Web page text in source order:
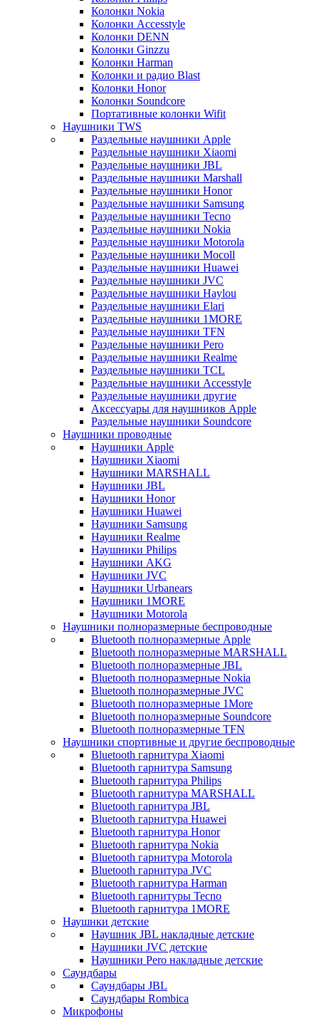
Колонки Nokia
Колонки Accesstyle
Колонки DENN
Колонки Ginzzu
Колонки Harman
Колонки и радио Blast
Колонки Honor
Колонки Soundcore
Портативные колонки Wifit
Наушники TWS
Раздельные наушники Apple
Раздельные наушники Xiaomi
Раздельные наушники JBL
Раздельные наушники Marshall
Раздельные наушники Honor
Раздельные наушники Samsung
Раздельные наушники Tecno
Раздельные наушники Nokia
Раздельные наушники Motorola
Раздельные наушники Mocoll
Раздельные наушники Huawei
Раздельные наушники JVC
Раздельные наушники Haylou
Раздельные наушники Elari
Раздельные наушники 1MORE
Раздельные наушники TFN
Раздельные наушники Pero
Раздельные наушники Realme
Раздельные наушники TCL
Раздельные наушники Accesstyle
Раздельные наушники другие
Аксессуары для наушников Apple
Раздельные наушники Soundcore
Наушники проводные
Наушники Apple
Наушники Xiaomi
Наушники MARSHALL
Наушники JBL
Наушники Honor
Наушники Huawei
Наушники Samsung
Наушники Realme
Наушники Philips
Наушники AKG
Наушники JVC
Наушники Urbanears
Наушники 1MORE
Наушники Motorola
Наушники полноразмерные беспроводные
Bluetooth полноразмерные Apple
Bluetooth полноразмерные MARSHALL
Bluetooth полноразмерные JBL
Bluetooth полноразмерные Nokia
Bluetooth полноразмерные JVC
Bluetooth полноразмерные 1More
Bluetooth полноразмерные Soundcore
Bluetooth полноразмерные TFN
Наушники спортивные и другие беспроводные
Bluetooth гарнитура Xiaomi
Bluetooth гарнитура Samsung
Bluetooth гарнитура Philips
Bluetooth гарнитура MARSHALL
Bluetooth гарнитура JBL
Bluetooth гарнитура Huawei
Bluetooth гарнитура Honor
Bluetooth гарнитура Nokia
Bluetooth гарнитура Motorola
Bluetooth гарнитура JVC
Bluetooth гарнитура Harman
Bluetooth гарнитуры Tecno
Bluetooth гарнитура 1MORE
Наушнки детские
Наушник JBL накладные детские
Наушники JVC детские
Наушники Pero накладные детские
Саундбары
Саундбары JBL
Саундбары Rombica
Микрофоны